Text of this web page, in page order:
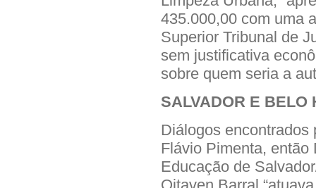
435.000,00 com uma
Superior Tribunal de
sem justificativa
sobre quem seria a
SALVADOR E BELO
Diálogos encontrados
Flávio Pimenta, então
Educação de